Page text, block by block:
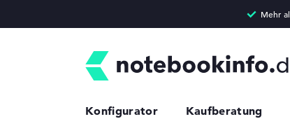
Konfigurator Kaufberatung